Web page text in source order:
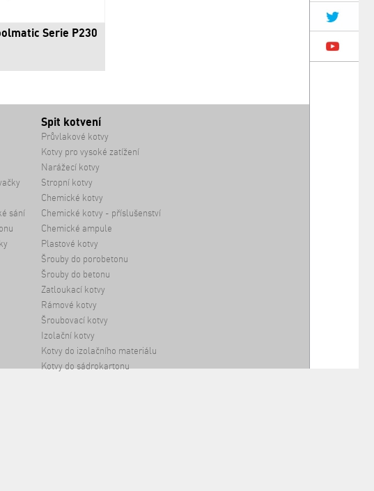
Serie P230
sání
Spit kotvení
Průvlakové kotvy
Kotvy pro vysoké zatížení
Narážecí kotvy
Stropní kotvy
Chemické kotvy
Chemické kotvy - příslušenství
Chemické ampule
Plastové kotvy
Šrouby do porobetonu
Šrouby do betonu
Zatloukací kotvy
Rámové kotvy
Šroubovací kotvy
Izolační kotvy
Kotvy do izolačního materiálu
Kotvy do sádrokartonu